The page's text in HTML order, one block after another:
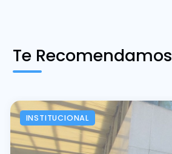
Te Recomendamos
INSTITUCIONAL